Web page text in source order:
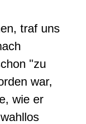
traf uns
"zu
war,
wie er